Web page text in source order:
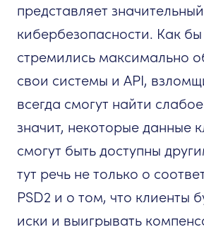
представляет
кибербезопасности. Как
стремились максимально
свои системы и API,
всегда смогут найти
значит, некоторые данные
смогут быть доступны
тут речь не только о
PSD2 и о том, что клиенты
иски и выигрывать